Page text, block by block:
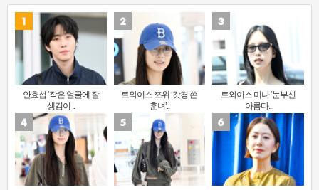
안효섭 ‘작은 얼굴에 잘
생김이 ..
트와이스 쯔위 ‘갓경 쓴
훈녀’..
트와이스 미나 ‘눈부신
아름다..